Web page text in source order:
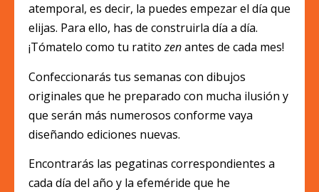
atemporal, es decir, la puedes empezar el día que
elijas. Para ello, has de construirla día a día.
¡Tómatelo como tu ratitozenantes de cada mes!
Confeccionarás tus semanas con dibujos
originales que he preparado con mucha ilusión y
que serán más numerosos conforme vaya
diseñando ediciones nuevas.
Encontrarás las pegatinas correspondientes a
cada día del año y la efeméride que he